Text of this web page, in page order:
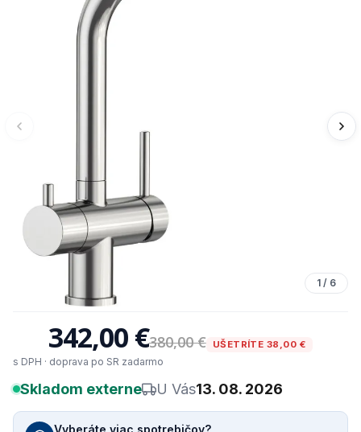
1 / 6
342,00 €380,00 € UŠETRÍTE 38,00 €
s DPH · doprava po SR zadarmo
Skladom externe U Vás13. 08. 2026
Vyberáte viac spotrebičov?